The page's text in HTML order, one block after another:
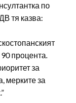
по
тя казва:
процента.
за
мерките за